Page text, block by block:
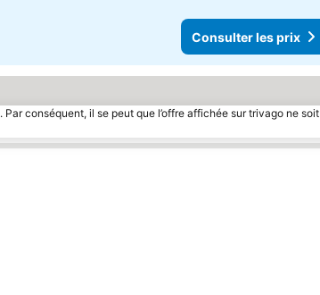
Consulter les prix
conséquent, il se peut que l’offre affichée sur trivago ne soit